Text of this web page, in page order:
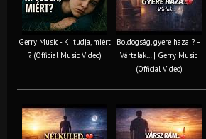
Gerry Music - Ki tudja, miért
? (Official Music Video)
Boldogság, gyere haza ? –
Vártalak… | Gerry Music
(Official Video)